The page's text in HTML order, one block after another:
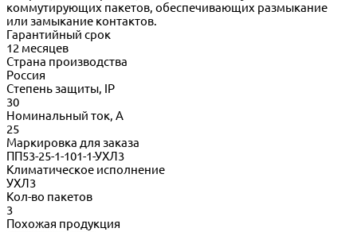
коммутирующих пакетов, обеспечивающих размыкание
или замыкание контактов.
Гарантийный срок
12 месяцев
Страна производства
Россия
Степень защиты, IP
30
Номинальный ток, А
25
Маркировка для заказа
ПП53-25-1-101-1-УХЛ3
Климатическое исполнение
УХЛ3
Кол-во пакетов
3
Похожая продукция